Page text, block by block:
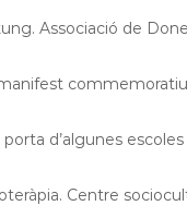
Associació de
d’algunes
Centre